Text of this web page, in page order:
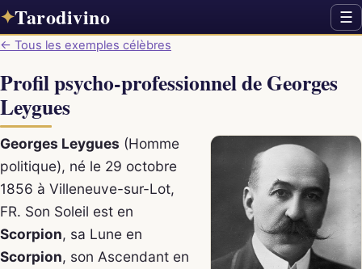
✦Tarodivino ☰
← Tous les exemples célèbres
Profil psycho-professionnel de Georges
Leygues
Georges Leygues (Homme
politique), né le 29 octobre
1856 à Villeneuve-sur-Lot,
FR. Son Soleil est en
Scorpion, sa Lune en
Scorpion, son Ascendant en